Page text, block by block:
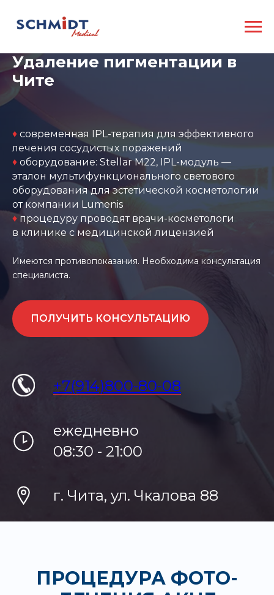
Удаление пигментации в
Чите
♦ современная IPL-терапия для эффективного
лечения сосудистых поражений
♦ оборудование: Stellar М22, IPL-модуль —
эталон мультифункционального светового
оборудования для эстетической косметологии
от компании Lumenis
♦ процедуру проводят врачи-косметологи
в клинике с медицинской лицензией
Имеются противопоказания. Необходима консультация
специалиста.
ПОЛУЧИТЬ КОНСУЛЬТАЦИЮ
+7(914)800-80-08
ежедневно
08:30 - 21:00
г. Чита, ул. Чкалова 88
ПРОЦЕДУРА ФОТО-